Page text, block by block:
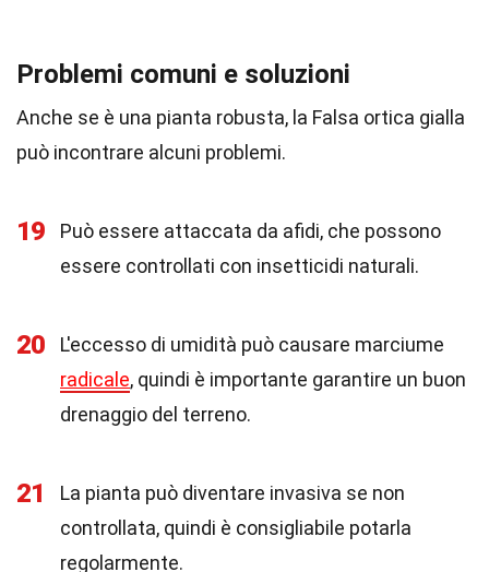
Problemi comuni e soluzioni
Anche se è una pianta robusta, la Falsa ortica gialla
può incontrare alcuni problemi.
19
Può essere attaccata da afidi, che possono
essere controllati con insetticidi naturali.
20
L'eccesso di umidità può causare marciume
radicale, quindi è importante garantire un buon
drenaggio del terreno.
21
La pianta può diventare invasiva se non
controllata, quindi è consigliabile potarla
regolarmente.